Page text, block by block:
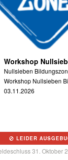
Workshop
Nullsieben
Workshop Nullsieben
03.11.2026
LEIDER
31. Oktober